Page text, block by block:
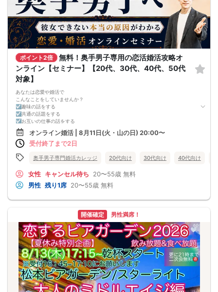
ポイント2倍
無料！奥手男子専用の恋活婚活攻略オ
ンライン【セミナー】【20代、30代、40代、50代
対象】
あなたは恋愛や婚活で
こんなことをしていませんか？
☑趣味の話をする
☑共通の話題をする
☑お互いの仕事の話をする
☑家族や将来について話をする
☑食事の話をする
☑好印象に思ってもらうために
☑経験を積むために出会いの数を増やす
奥手男子に合わない方法です。
なぜなら、趣味や共通の話題などをしても
それだけでは、女性は好きにはなってくれない。
次につなげようとすればするほど、
気づかないうちに「女性の信頼」を失ってしまう。
さらに、出会いの数を増やしても
気になる女性を目の前にすると、
「好印象に思われたい。嫌われたくない。」
という気持ちが強くなり、
どうしても当たり障りない会話してしまう。
その結果、彼女できるチャンスを
逃している奥手男子がめっちゃ多いからです。
でも、安心してください！
今年こそは彼女できて
一緒に美味しいものを食べに行ったり、
オンライン婚活 | 8月11日(火・山の日) 20:00〜
受付終了まで2日
奥手男子専門婚活カレッジ 20代向け 30代向け 40代向け
女性 キャンセル待ち 20〜55歳 無料
男性 残り1席 20〜55歳 無料
開催確定 男性満席！